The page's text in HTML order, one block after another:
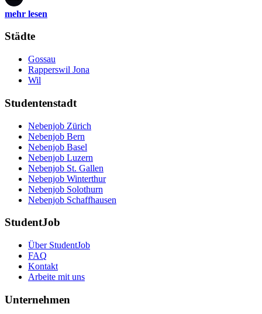
mehr lesen
Städte
Gossau
Rapperswil Jona
Wil
Studentenstadt
Nebenjob Zürich
Nebenjob Bern
Nebenjob Basel
Nebenjob Luzern
Nebenjob St. Gallen
Nebenjob Winterthur
Nebenjob Solothurn
Nebenjob Schaffhausen
StudentJob
Über StudentJob
FAQ
Kontakt
Arbeite mit uns
Unternehmen